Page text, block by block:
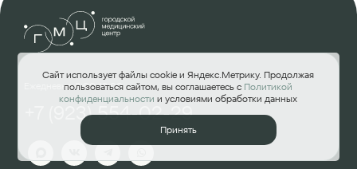
Ежедневно 8:00-18:00
+7 (923) 554-02-29
Сайт использует файлы cookie и Яндекс.Метрику. Продолжая
пользоваться сайтом, вы соглашаетесь с Политикой
конфиденциальности и условиями обработки данных
Принять